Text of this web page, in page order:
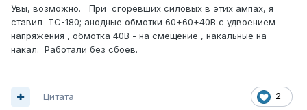
Увы, возможно. При сгоревших силовых в этих ампах, я
ставил ТС-180; анодные обмотки 60+60+40В с удвоением
напряжения , обмотка 40В - на смещение , накальные на
накал. Работали без сбоев.
2
Цитата